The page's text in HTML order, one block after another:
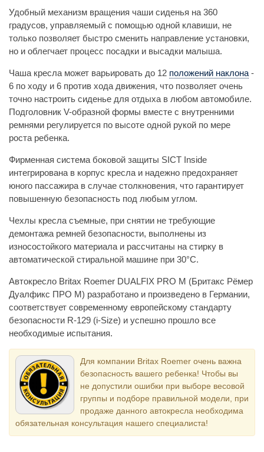
Удобный механизм вращения чаши сиденья на 360
градусов, управляемый с помощью одной клавиши, не
только позволяет быстро сменить направление установки,
но и облегчает процесс посадки и высадки малыша.
Чаша кресла может варьировать до 12 положений наклона -
6 по ходу и 6 против хода движения, что позволяет очень
точно настроить сиденье для отдыха в любом автомобиле.
Подголовник V-образной формы вместе с внутренними
ремнями регулируется по высоте одной рукой по мере
роста ребенка.
Фирменная система боковой защиты SICT Inside
интегрирована в корпус кресла и надежно предохраняет
юного пассажира в случае столкновения, что гарантирует
повышенную безопасность под любым углом.
Чехлы кресла съемные, при снятии не требующие
демонтажа ремней безопасности, выполнены из
износостойкого материала и рассчитаны на стирку в
автоматической стиральной машине при 30°С.
Автокресло Britax Roemer DUALFIX PRO M (Бритакс Рёмер
Дуалфикс ПРО М) разработано и произведено в Германии,
соответствует современному европейскому стандарту
безопасности R-129 (i-Size) и успешно прошло все
необходимые испытания.
Для компании Britax Roemer очень важна
безопасность вашего ребенка! Чтобы вы
не допустили ошибки при выборе весовой
группы и подборе правильной модели, при
продаже данного автокресла необходима
обязательная консультация нашего специалиста!